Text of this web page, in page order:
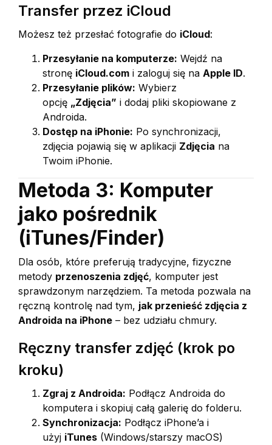
Transfer przez iCloud
Możesz też przesłać fotografie do iCloud:
Przesyłanie na komputerze: Wejdź na
stronę iCloud.com i zaloguj się na Apple ID.
Przesyłanie plików: Wybierz
opcję „Zdjęcia” i dodaj pliki skopiowane z
Androida.
Dostęp na iPhonie: Po synchronizacji,
zdjęcia pojawią się w aplikacji Zdjęcia na
Twoim iPhonie.
Metoda 3: Komputer
jako pośrednik
(iTunes/Finder)
Dla osób, które preferują tradycyjne, fizyczne
metody przenoszenia zdjęć, komputer jest
sprawdzonym narzędziem. Ta metoda pozwala na
ręczną kontrolę nad tym, jak przenieść zdjęcia z
Androida na iPhone – bez udziału chmury.
Ręczny transfer zdjęć (krok po
kroku)
Zgraj z Androida: Podłącz Androida do
komputera i skopiuj całą galerię do folderu.
Synchronizacja: Podłącz iPhone’a i
użyj iTunes (Windows/starszy macOS)